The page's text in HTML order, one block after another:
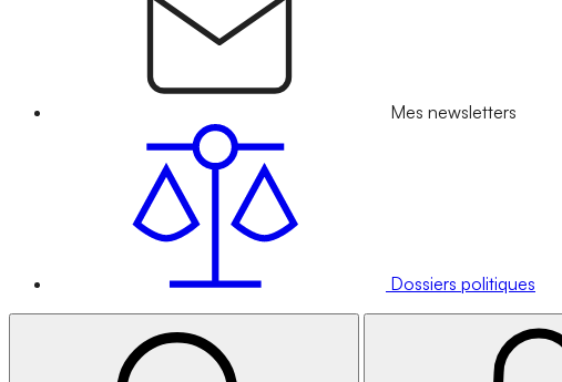
Mes newsletters
Dossiers politiques